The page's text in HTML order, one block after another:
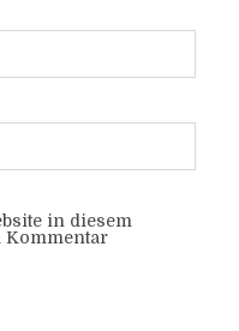
in diesem
Kommentar